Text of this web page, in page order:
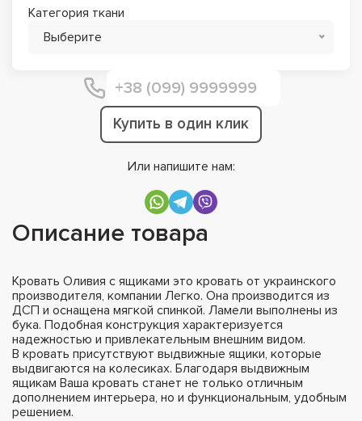
Категория ткани
Выберите
Купить в один клик
Или напишите нам:
Описание товара
Кровать Оливия с ящиками это кровать от украинского
производителя, компании Легко. Она производится из
ДСП и оснащена мягкой спинкой. Ламели выполнены из
бука. Подобная конструкция характеризуется
надежностью и привлекательным внешним видом.
В кровать присутствуют выдвижные ящики, которые
выдвигаются на колесиках. Благодаря выдвижным
ящикам Ваша кровать станет не только отличным
дополнением интерьера, но и функциональным, удобным
решением.